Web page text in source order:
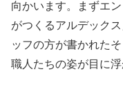
向かいます。まずエ
がつくるアルデック
ッフの方が書かれた
職人たちの姿が目に浮